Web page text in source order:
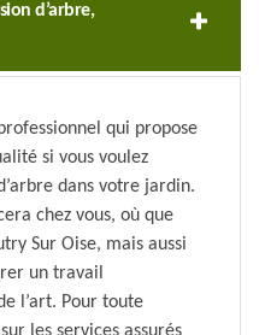
d’arbre,
qui propose
si vous voulez
dans votre jardin.
chez vous, où que
Sur Oise, mais aussi
un travail
l’art. Pour toute